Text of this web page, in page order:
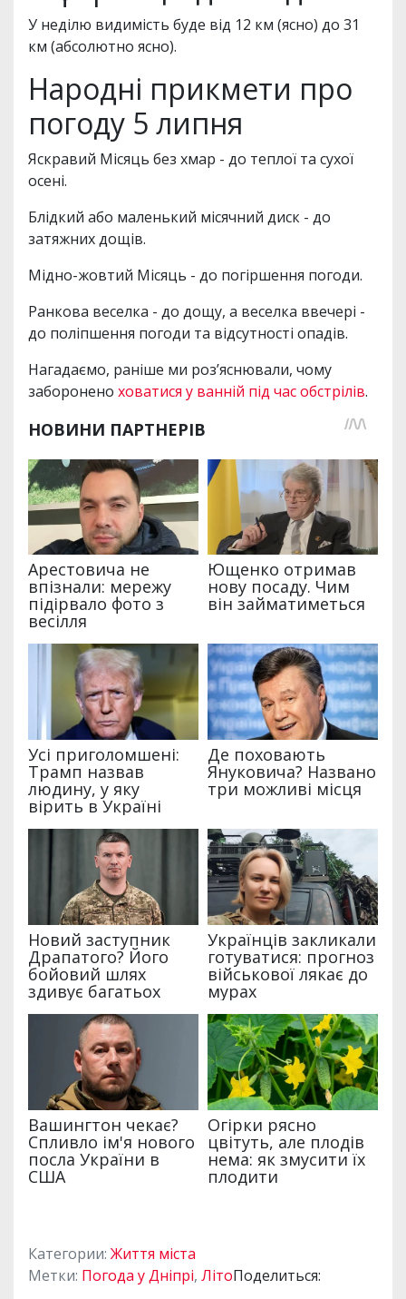
У неділю видимість буде від 12 км (ясно) до 31
км (абсолютно ясно).
Народні прикмети про
погоду 5 липня
Яскравий Місяць без хмар - до теплої та сухої
осені.
Блідкий або маленький місячний диск - до
затяжних дощів.
Мідно-жовтий Місяць - до погіршення погоди.
Ранкова веселка - до дощу, а веселка ввечері -
до поліпшення погоди та відсутності опадів.
Нагадаємо, раніше ми роз’яснювали, чому
заборонено ховатися у ванній під час обстрілів.
Категории: Життя міста
Метки: Погода у Дніпрі, ЛітоПоделиться: